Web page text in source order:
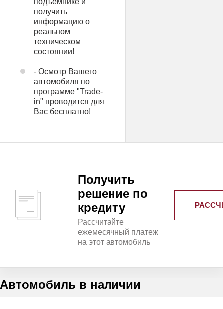
подъемнике и
получить
информацию о
реальном
техническом
состоянии!
- Осмотр Вашего
автомобиля по
программе "Trade-
in" проводится для
Вас бесплатно!
Получить
решение по
кредиту
Рассчитайте
ежемесячный платеж
на этот автомобиль
Автомобиль в наличии